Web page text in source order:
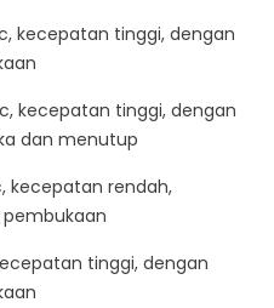
kecepatan tinggi, dengan
kecepatan tinggi, dengan
dan menutup
kecepatan rendah,
tinggi, dengan